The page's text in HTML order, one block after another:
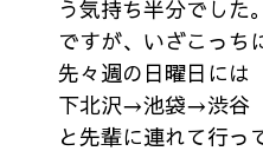
う気持ち半分でした。
ですが、いざこっち
先々週の日曜日には
下北沢→池袋→渋谷
と先輩に連れて行っ